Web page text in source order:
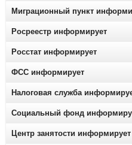
Миграционный пункт
Росреестр информирует
Росстат информирует
ФСС информирует
Налоговая служба
Социальный фонд
Центр занятости информирует